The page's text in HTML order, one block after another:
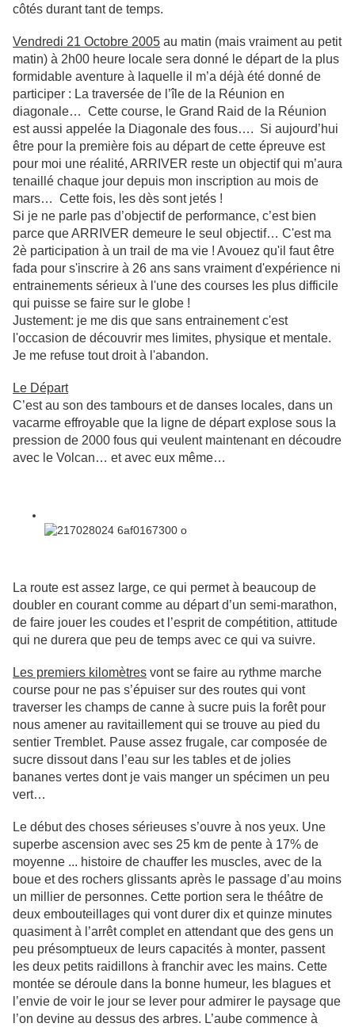
côtés durant tant de temps.
Vendredi 21 Octobre 2005 au matin (mais vraiment au petit
matin) à 2h00 heure locale sera donné le départ de la plus
formidable aventure à laquelle il m’a déjà été donné de
participer : La traversée de l’île de la Réunion en
diagonale… Cette course, le Grand Raid de la Réunion
est aussi appelée la Diagonale des fous…. Si aujourd’hui
être pour la première fois au départ de cette épreuve est
pour moi une réalité, ARRIVER reste un objectif qui m’aura
tenaillé chaque jour depuis mon inscription au mois de
mars… Cette fois, les dès sont jetés !
Si je ne parle pas d’objectif de performance, c’est bien
parce que ARRIVER demeure le seul objectif… C'est ma
2è participation à un trail de ma vie ! Avouez qu'il faut être
fada pour s'inscrire à 26 ans sans vraiment d'expérience ni
entrainements sérieux à l'une des courses les plus difficile
qui puisse se faire sur le globe !
Justement: je me dis que sans entrainement c'est
l'occasion de découvrir mes limites, physique et mentale.
Je me refuse tout droit à l'abandon.
Le Départ
C’est au son des tambours et de danses locales, dans un
vacarme effroyable que la ligne de départ explose sous la
pression de 2000 fous qui veulent maintenant en découdre
avec le Volcan… et avec eux même…
La route est assez large, ce qui permet à beaucoup de
doubler en courant comme au départ d’un semi-marathon,
de faire jouer les coudes et l’esprit de compétition, attitude
qui ne durera que peu de temps avec ce qui va suivre.
Les premiers kilomètres vont se faire au rythme marche
course pour ne pas s’épuiser sur des routes qui vont
traverser les champs de canne à sucre puis la forêt pour
nous amener au ravitaillement qui se trouve au pied du
sentier Tremblet. Pause assez frugale, car composée de
sucre dissout dans l’eau sur les tables et de jolies
bananes vertes dont je vais manger un spécimen un peu
vert…
Le début des choses sérieuses s’ouvre à nos yeux. Une
superbe ascension avec ses 25 km de pente à 17% de
moyenne ... histoire de chauffer les muscles, avec de la
boue et des rochers glissants après le passage d’au moins
un millier de personnes. Cette portion sera le théâtre de
deux embouteillages qui vont durer dix et quinze minutes
quasiment à l’arrêt complet en attendant que des gens un
peu présomptueux de leurs capacités à monter, passent
les deux petits raidillons à franchir avec les mains. Cette
montée se déroule dans la bonne humeur, les blagues et
l’envie de voir le jour se lever pour admirer le paysage que
l’on devine au dessus des arbres. L’aube commence à